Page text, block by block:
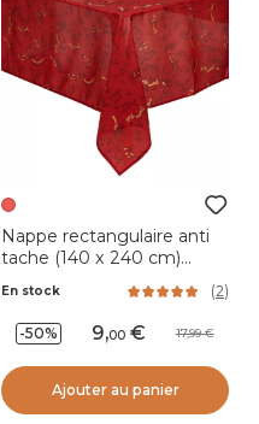
Nappe rectangulaire anti
tache (140 x 240 cm)
En stock (2)
-50% 9,00 17,99
Ajouter au panier